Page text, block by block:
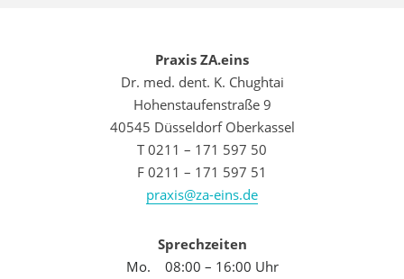
Praxis ZA.eins
Dr. med. dent. K. Chughtai
Hohenstaufenstraße 9
40545 Düsseldorf Oberkassel
T 0211 – 171 597 50
F 0211 – 171 597 51
praxis@za-eins.de
Sprechzeiten
Mo.
08:00 – 16:00 Uhr